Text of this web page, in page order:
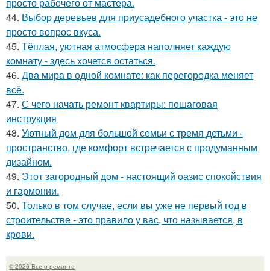
44. Выбор деревьев для приусадебного участка - это не
просто вопрос вкуса.
45. Тёплая, уютная атмосфера наполняет каждую
комнату - здесь хочется остаться.
46. Два мира в одной комнате: как перегородка меняет
всё.
47. С чего начать ремонт квартиры: пошаговая
инструкция
48. Уютный дом для большой семьи с тремя детьми -
пространство, где комфорт встречается с продуманным
дизайном.
49. Этот загородный дом - настоящий оазис спокойствия
и гармонии.
50. Только в том случае, если вы уже не первый год в
строительстве - это правило у вас, что называется, в
крови.
© 2026 Все о ремонте